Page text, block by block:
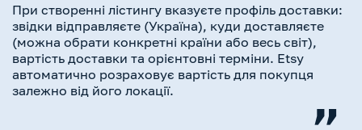
При створенні лістингу вказуєте профіль доставки:
звідки відправляєте (Україна), куди доставляєте
(можна обрати конкретні країни або весь світ),
вартість доставки та орієнтовні терміни. Etsy
автоматично розраховує вартість для покупця
залежно від його локації.